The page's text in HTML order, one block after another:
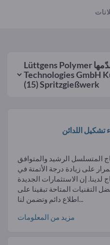
Lüttgens Polymer
Technologies GmbH
Spritzgießwerk
(15)
تشكيل اللدائن
المتسلسل الرشيد والمتوافق
على زيادة درجة الأتمتة في
لدينا. إن الاستثمارات الجديدة
التقنيات المتاحة تبقينا على
اطلاع دائم وتضمن لنا...
مزيد من المعلومات